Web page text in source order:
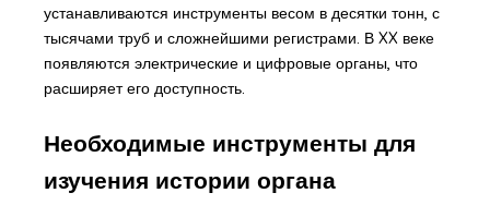
устанавливаются инструменты весом в десятки тонн, с
тысячами труб и сложнейшими регистрами. В XX веке
появляются электрические и цифровые органы, что
расширяет его доступность.
Необходимые инструменты для
изучения истории органа